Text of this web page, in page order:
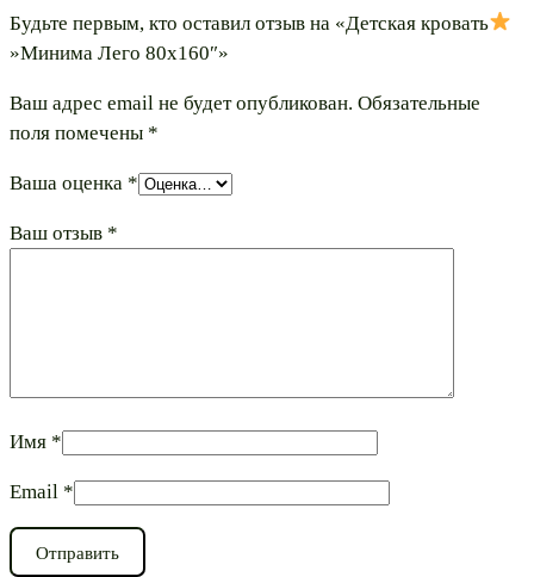
Будьте первым, кто оставил отзыв на «Детская кровать
»Минима Лего 80х160″»
Ваш адрес email не будет опубликован. Обязательные
поля помечены *
Ваша оценка *
Ваш отзыв *
Имя *
Email *